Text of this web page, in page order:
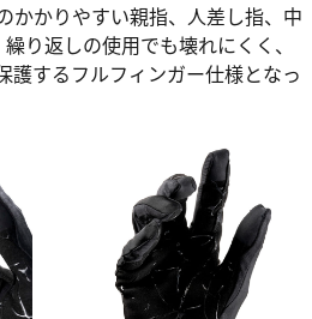
かかりやすい親指、人差し指、中
り返しの使用でも壊れにくく、
護するフルフィンガー仕様となっ